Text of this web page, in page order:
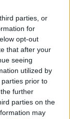
parties, or
for
opt-out
that after your
seeing
utilized by
prior to
further
parties on the
may